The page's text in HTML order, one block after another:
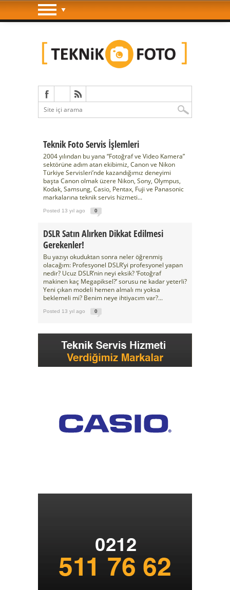
Teknik Foto Servis İşlemleri
2004 yılından bu yana “Fotoğraf ve Video Kamera”
sektörüne adım atan ekibimiz, Canon ve Nikon
Türkiye Servisleri’nde kazandığımız deneyimi
başta Canon olmak üzere Nikon, Sony, Olympus,
Kodak, Samsung, Casio, Pentax, Fuji ve Panasonic
markalarına teknik servis hizmeti...
Posted 13 yıl ago 0
DSLR Satın Alırken Dikkat Edilmesi
Gerekenler!
Bu yazıyı okuduktan sonra neler öğrenmiş
olacağım: Profesyonel DSLR’yi profesyonel yapan
nedir? Ucuz DSLR’nin neyi eksik? ‘Fotoğraf
makinen kaç Megapiksel?’ sorusu ne kadar yeterli?
Yeni çıkan modeli hemen almalı mı yoksa
beklemeli mi? Benim neye ihtiyacım var?...
Posted 13 yıl ago 0